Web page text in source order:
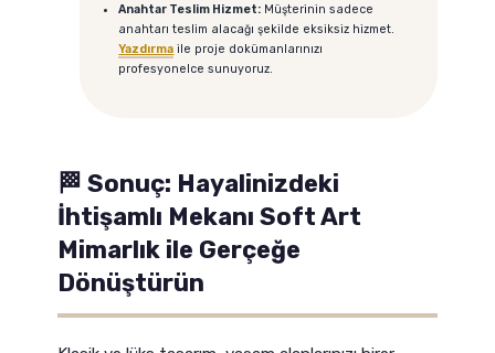
Anahtar Teslim Hizmet: Müşterinin sadece
anahtarı teslim alacağı şekilde eksiksiz hizmet.
Yazdırma ile proje dokümanlarınızı
profesyonelce sunuyoruz.
🏁 Sonuç: Hayalinizdeki
İhtişamlı Mekanı Soft Art
Mimarlık ile Gerçeğe
Dönüştürün